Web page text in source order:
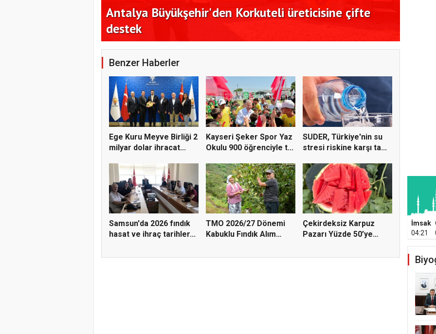
Antalya Büyükşehir'den Korkuteli üreticisine çifte
destek
Benzer Haberler
Ege Kuru Meyve Birliği 2
milyar dolar ihracat...
Kayseri Şeker Spor Yaz
Okulu 900 öğrenciyle t...
SUDER, Türkiye'nin su
stresi riskine karşı ta...
Samsun'da 2026 fındık
hasat ve ihraç tarihler...
TMO 2026/27 Dönemi
Kabuklu Fındık Alım
Çekirdeksiz Karpuz
Pazarı Yüzde 50’ye
İmsak
04:21